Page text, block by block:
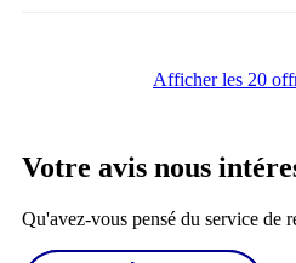
Afficher les 20
Votre avis nous
Qu'avez-vous pensé du service de